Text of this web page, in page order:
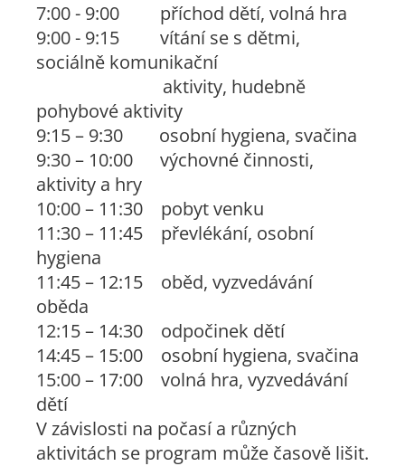
7:00 - 9:00 příchod dětí, volná hra
9:00 - 9:15 vítání se s dětmi,
sociálně komunikační
aktivity, hudebně
pohybové aktivity
9:15 – 9:30 osobní hygiena, svačina
9:30 – 10:00 výchovné činnosti,
aktivity a hry
10:00 – 11:30 pobyt venku
11:30 – 11:45 převlékání, osobní
hygiena
11:45 – 12:15 oběd, vyzvedávání
oběda
12:15 – 14:30 odpočinek dětí
14:45 – 15:00 osobní hygiena, svačina
15:00 – 17:00 volná hra, vyzvedávání
dětí
V závislosti na počasí a různých
aktivitách se program může časově lišit.